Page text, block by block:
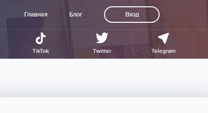
Главная Блог Вход
TikTok Twitter Telegram